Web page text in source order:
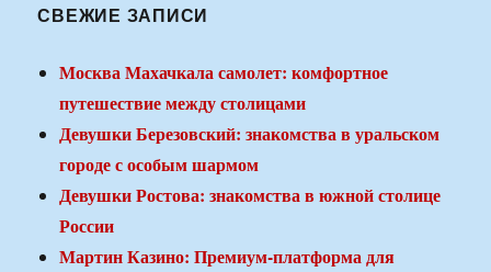
СВЕЖИЕ ЗАПИСИ
Москва Махачкала самолет: комфортное
путешествие между столицами
Девушки Березовский: знакомства в уральском
городе с особым шармом
Девушки Ростова: знакомства в южной столице
России
Мартин Казино: Премиум-платформа для